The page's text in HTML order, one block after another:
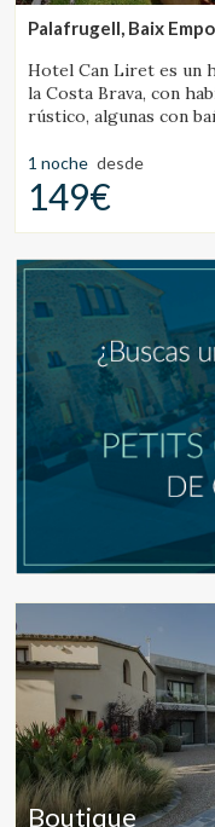
Palafrugell, Baix
Hotel Can Liret es un
la Costa Brava, con
rústico, algunas con
1 noche desde
149€
Boutique
Modificar